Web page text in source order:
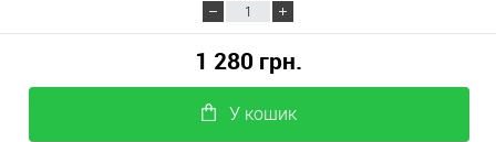
1 280 грн.
У кошик